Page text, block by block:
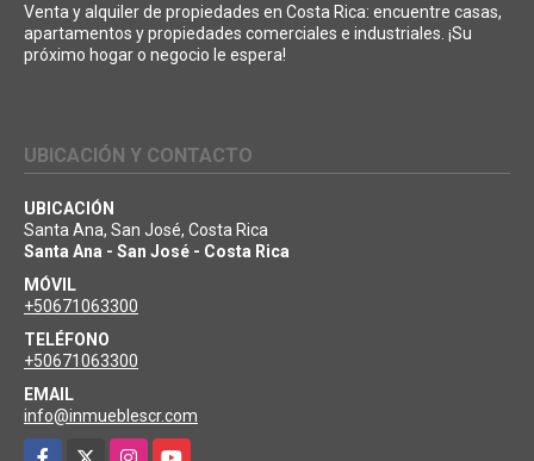
Venta y alquiler de propiedades en Costa Rica: encuentre casas,
apartamentos y propiedades comerciales e industriales. ¡Su
próximo hogar o negocio le espera!
UBICACIÓN Y CONTACTO
UBICACIÓN
Santa Ana, San José, Costa Rica
Santa Ana - San José - Costa Rica
MÓVIL
+50671063300
TELÉFONO
+50671063300
EMAIL
info@inmueblescr.com
Facebook
InstagramYouTube